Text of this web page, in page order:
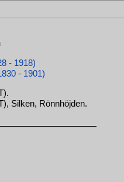
- 1918)
- 1901)
Silken, Rönnhöjden.